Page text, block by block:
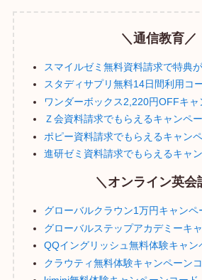
＼通信教育／
スマイルゼミ無料資料請求で特典
スタディサプリ無料14日間利用コ
ワンダーボックス2,220円OFFキャ
Ｚ会資料請求でもらえるキャンペ
ポピー資料請求でもらえるキャン
進研ゼミ資料請求でもらえるキャ
＼オンライン英会
グローバルクラウン1万円キャンペ
グローバルステップアカデミーキ
QQイングリッシュ無料体験キャン
クラウティ無料体験キャンペーン